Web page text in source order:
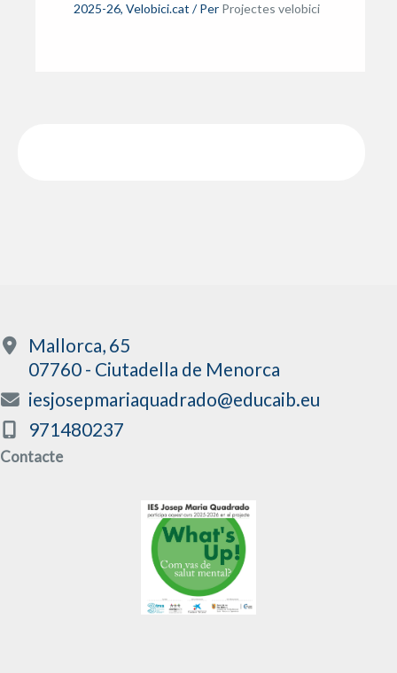
2025-26, Velobici.cat / Per Projectes velobici
Mallorca, 65
07760 - Ciutadella de Menorca
iesjosepmariaquadrado@educaib.eu
971480237
Contacte